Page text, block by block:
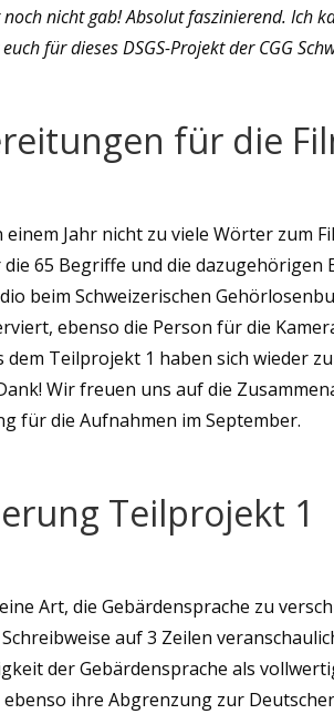
nicht gab! Absolut faszinierend. Ich
für dieses DSGS-Projekt der CGG
für die
einem Jahr nicht zu viele Wörter zum
die 65 Begriffe und die
beim Schweizerischen
ebenso die Person für die
dem Teilprojekt 1 haben sich wieder
Wir freuen uns auf die
für die Aufnahmen im September.
Teilprojekt 1
Art, die Gebärdensprache zu
auf 3 Zeilen
der Gebärdensprache als
ihre Abgrenzung zur